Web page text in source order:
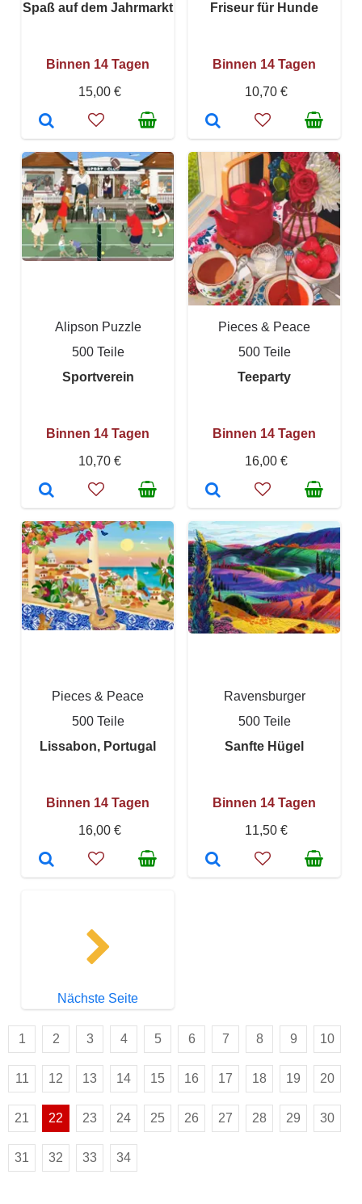
Spaß auf dem Jahrmarkt
Binnen 14 Tagen
15,00 €
Friseur für Hunde
Binnen 14 Tagen
10,70 €
Alipson Puzzle
500 Teile
Sportverein
Binnen 14 Tagen
10,70 €
Pieces & Peace
500 Teile
Teeparty
Binnen 14 Tagen
16,00 €
Pieces & Peace
500 Teile
Lissabon, Portugal
Binnen 14 Tagen
16,00 €
Ravensburger
500 Teile
Sanfte Hügel
Binnen 14 Tagen
11,50 €
Nächste Seite
1 2 3 4 5 6 7 8 9 10
11 12 13 14 15 16 17 18 19 20
21 22 23 24 25 26 27 28 29 30
31 32 33 34